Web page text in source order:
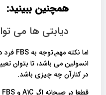
همچنین ببینید:
دیابتی ها می
انسولین می باشد، تا بتوان
در کنارآن چه چیزی باشد.